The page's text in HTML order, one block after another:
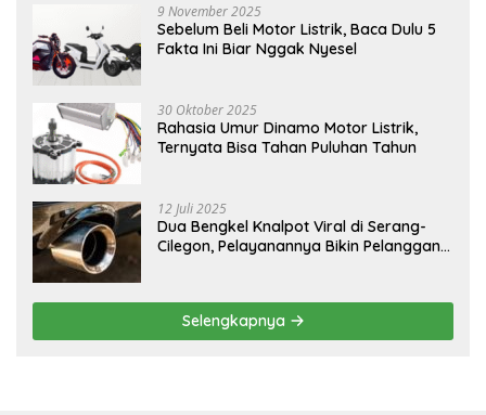
9 November 2025
Sebelum Beli Motor Listrik, Baca Dulu 5
Fakta Ini Biar Nggak Nyesel
30 Oktober 2025
Rahasia Umur Dinamo Motor Listrik,
Ternyata Bisa Tahan Puluhan Tahun
12 Juli 2025
Dua Bengkel Knalpot Viral di Serang-
Cilegon, Pelayanannya Bikin Pelanggan
Selengkapnya